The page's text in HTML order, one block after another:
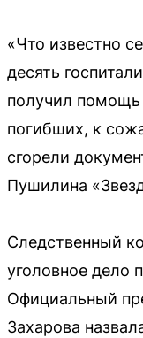
«Что известно
десять
получил
погибших, к
сгорели
Пушилина
Следственный
уголовное дело
Официальный
Захарова